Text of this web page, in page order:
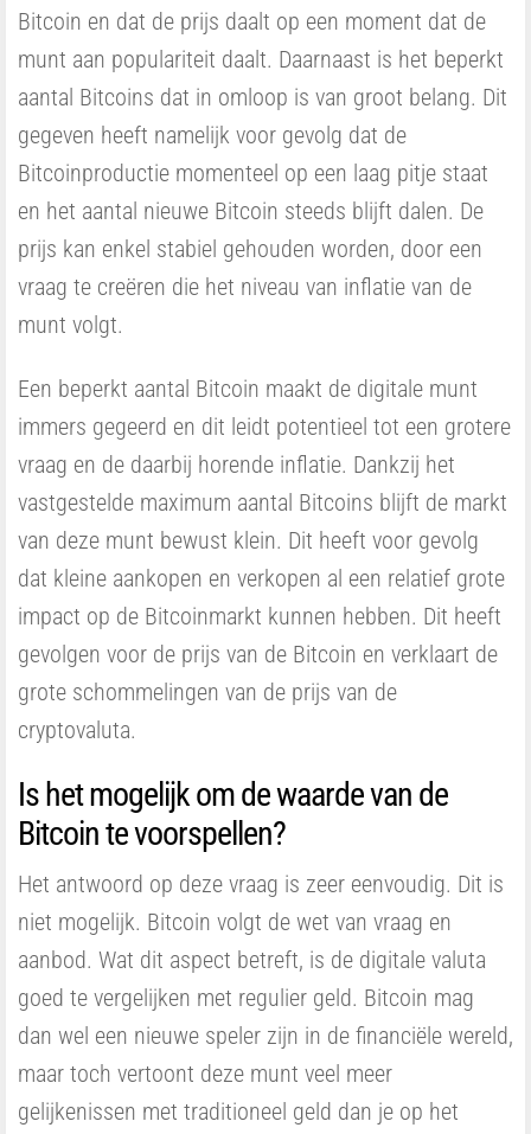
Bitcoin en dat de prijs daalt op een moment dat de
munt aan populariteit daalt. Daarnaast is het beperkt
aantal Bitcoins dat in omloop is van groot belang. Dit
gegeven heeft namelijk voor gevolg dat de
Bitcoinproductie momenteel op een laag pitje staat
en het aantal nieuwe Bitcoin steeds blijft dalen. De
prijs kan enkel stabiel gehouden worden, door een
vraag te creëren die het niveau van inflatie van de
munt volgt.
Een beperkt aantal Bitcoin maakt de digitale munt
immers gegeerd en dit leidt potentieel tot een grotere
vraag en de daarbij horende inflatie. Dankzij het
vastgestelde maximum aantal Bitcoins blijft de markt
van deze munt bewust klein. Dit heeft voor gevolg
dat kleine aankopen en verkopen al een relatief grote
impact op de Bitcoinmarkt kunnen hebben. Dit heeft
gevolgen voor de prijs van de Bitcoin en verklaart de
grote schommelingen van de prijs van de
cryptovaluta.
Is het mogelijk om de waarde van de
Bitcoin te voorspellen?
Het antwoord op deze vraag is zeer eenvoudig. Dit is
niet mogelijk. Bitcoin volgt de wet van vraag en
aanbod. Wat dit aspect betreft, is de digitale valuta
goed te vergelijken met regulier geld. Bitcoin mag
dan wel een nieuwe speler zijn in de financiële wereld,
maar toch vertoont deze munt veel meer
gelijkenissen met traditioneel geld dan je op het